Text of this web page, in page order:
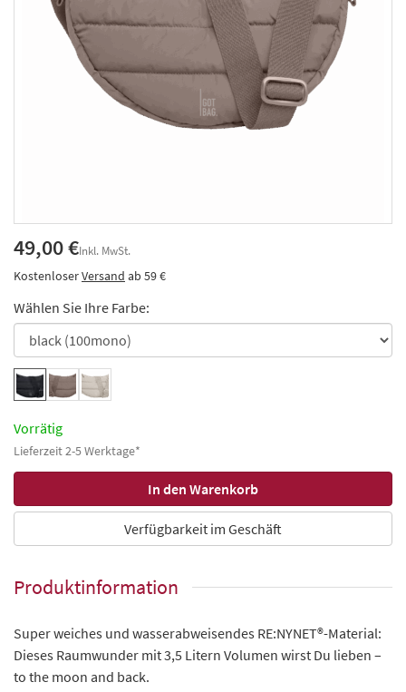
49,00 €Inkl. MwSt.
KostenloserVersand ab 59 €
Wählen Sie Ihre Farbe:
Vorrätig
Lieferzeit 2-5 Werktage*
Verfügbarkeit im Geschäft
Produktinformation
Super weiches und wasserabweisendes RE:NYNET®-Material:
Dieses Raumwunder mit 3,5 Litern Volumen wirst Du lieben –
to the moon and back.